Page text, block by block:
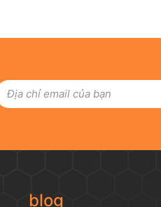
blog